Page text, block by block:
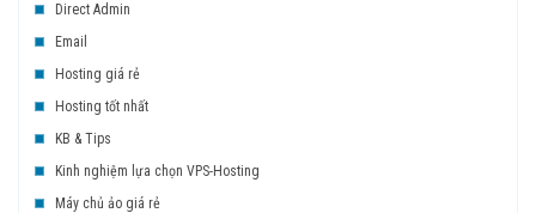
Direct Admin
Email
Hosting giá rẻ
Hosting tốt nhất
KB & Tips
Kinh nghiệm lựa chọn VPS-Hosting
Máy chủ ảo giá rẻ